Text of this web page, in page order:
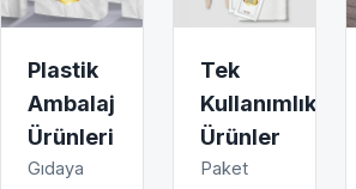
Plastik
Ambalaj
Ürünleri
Gıdaya
Tek
Kullanımlık
Ürünler
Paket